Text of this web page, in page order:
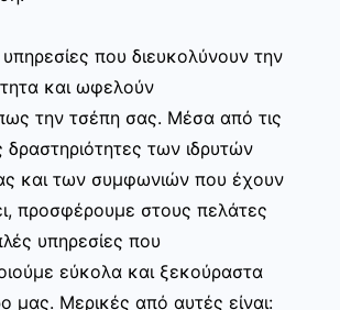
που διευκολύνουν την
και ωφελούν
την τσέπη σας. Μέσα από τις
των ιδρυτών
και των συμφωνιών που έχουν
προσφέρουμε στους πελάτες
υπηρεσίες που
εύκολα και ξεκούραστα
μας. Μερικές από αυτές είναι: